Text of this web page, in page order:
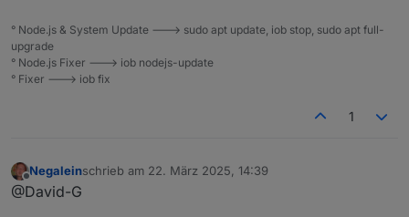
° Node.js & System Update ---> sudo apt update, iob stop, sudo apt full-
upgrade
° Node.js Fixer ---> iob nodejs-update
° Fixer ---> iob fix
1
Offline
Negaleinschrieb am 22. März 2025, 14:39
zuletzt editiert von
@David-G